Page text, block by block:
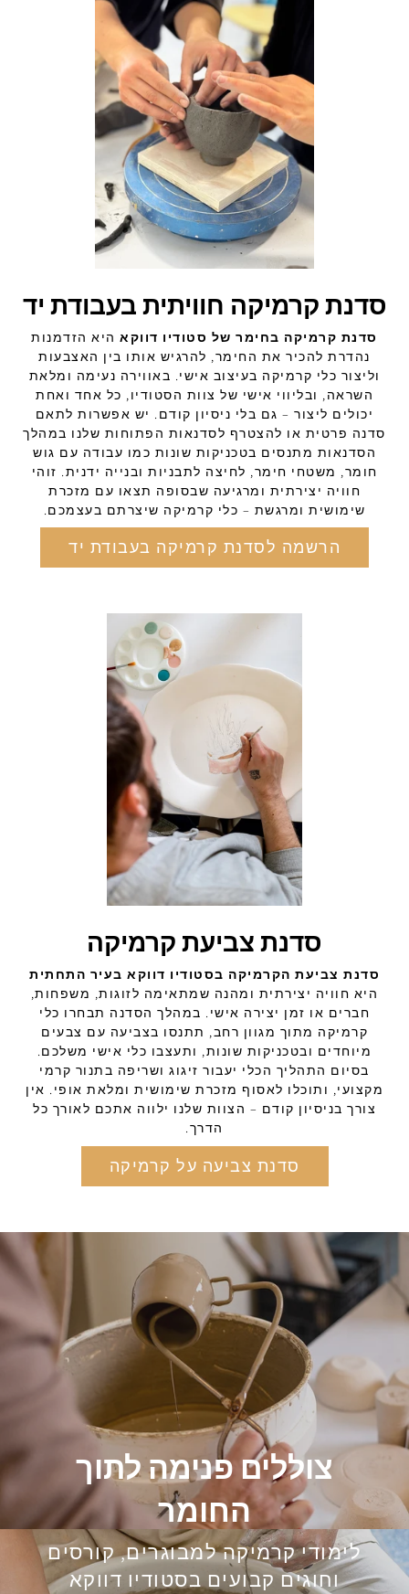
סדנת קרמיקה חוויתית בעבודת יד
סדנת קרמיקה בחימר של סטודיו דווקאהיא הזדמנות
נהדרת להכיר את החימר, להרגיש אותו בין האצבעות
וליצור כלי קרמיקה בעיצוב אישי. באווירה נעימה ומלאת
השראה, ובליווי אישי של צוות הסטודיו, כל אחד ואחת
יכולים ליצור – גם בלי ניסיון קודם. יש אפשרות לתאם
סדנה פרטית או להצטרף לסדנאות הפתוחות שלנו במהלך
הסדנאות מתנסים בטכניקות שונות כמו עבודה עם גוש
חומר, משטחי חימר, לחיצה לתבניות ובנייה ידנית. זוהי
חוויה יצירתית ומרגיעה שבסופה תצאו עם מזכרת
שימושית ומרגשת – כלי קרמיקה שיצרתם בעצמכם.
הרשמה לסדנת קרמיקה בעבודת יד
סדנת צביעת קרמיקה
סדנת צביעת הקרמיקה בסטודיו דווקא בעיר התחתית
היא חוויה יצירתית ומהנה שמתאימה לזוגות, משפחות,
חברים או זמן יצירה אישי. במהלך הסדנה תבחרו כלי
קרמיקה מתוך מגוון רחב, תתנסו בצביעה עם צבעים
מיוחדים ובטכניקות שונות, ותעצבו כלי אישי משלכם.
בסיום התהליך הכלי יעבור זיגוג ושריפה בתנור קרמי
מקצועי, ותוכלו לאסוף מזכרת שימושית ומלאת אופי. אין
צורך בניסיון קודם – הצוות שלנו ילווה אתכם לאורך כל
הדרך.
סדנת צביעה על קרמיקה
צוללים פנימה לתוך
החומר
לימודי קרמיקה למבוגרים, קורסים
וחוגים קבועים בסטודיו דווקא